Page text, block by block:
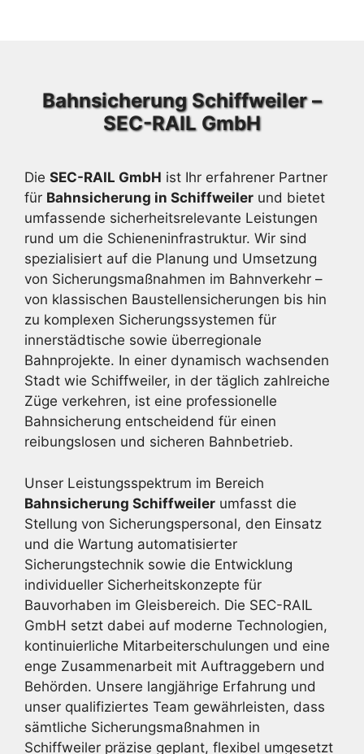
Bahnsicherung Schiffweiler –
SEC-RAIL GmbH
Die SEC-RAIL GmbH ist Ihr erfahrener Partner
für Bahnsicherung in Schiffweiler und bietet
umfassende sicherheitsrelevante Leistungen
rund um die Schieneninfrastruktur. Wir sind
spezialisiert auf die Planung und Umsetzung
von Sicherungsmaßnahmen im Bahnverkehr –
von klassischen Baustellensicherungen bis hin
zu komplexen Sicherungssystemen für
innerstädtische sowie überregionale
Bahnprojekte. In einer dynamisch wachsenden
Stadt wie Schiffweiler, in der täglich zahlreiche
Züge verkehren, ist eine professionelle
Bahnsicherung entscheidend für einen
reibungslosen und sicheren Bahnbetrieb.
Unser Leistungsspektrum im Bereich
Bahnsicherung Schiffweiler umfasst die
Stellung von Sicherungspersonal, den Einsatz
und die Wartung automatisierter
Sicherungstechnik sowie die Entwicklung
individueller Sicherheitskonzepte für
Bauvorhaben im Gleisbereich. Die SEC-RAIL
GmbH setzt dabei auf moderne Technologien,
kontinuierliche Mitarbeiterschulungen und eine
enge Zusammenarbeit mit Auftraggebern und
Behörden. Unsere langjährige Erfahrung und
unser qualifiziertes Team gewährleisten, dass
sämtliche Sicherungsmaßnahmen in
Schiffweiler präzise geplant, flexibel umgesetzt